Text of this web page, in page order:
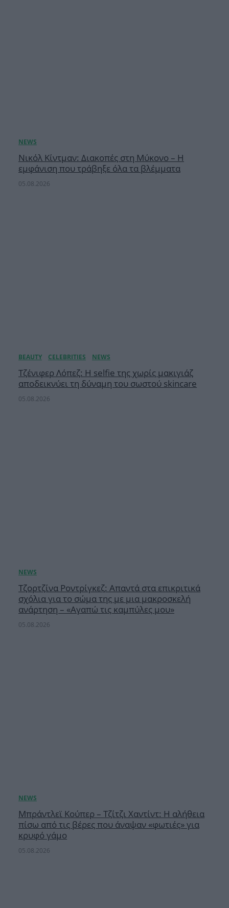
Νικόλ Κίντμαν: Διακοπές στη Μύκονο – Η
εμφάνιση που τράβηξε όλα τα βλέμματα
05.08.2026
Τζένιφερ Λόπεζ: Η selfie της χωρίς μακιγιάζ
αποδεικνύει τη δύναμη του σωστού skincare
05.08.2026
Τζορτζίνα Ροντρίγκεζ: Απαντά στα επικριτικά
σχόλια για το σώμα της με μια μακροσκελή
ανάρτηση – «Αγαπώ τις καμπύλες μου»
05.08.2026
Μπράντλεϊ Κούπερ – Τζίτζι Χαντίντ: Η αλήθεια
πίσω από τις βέρες που άναψαν «φωτιές» για
κρυφό γάμο
05.08.2026